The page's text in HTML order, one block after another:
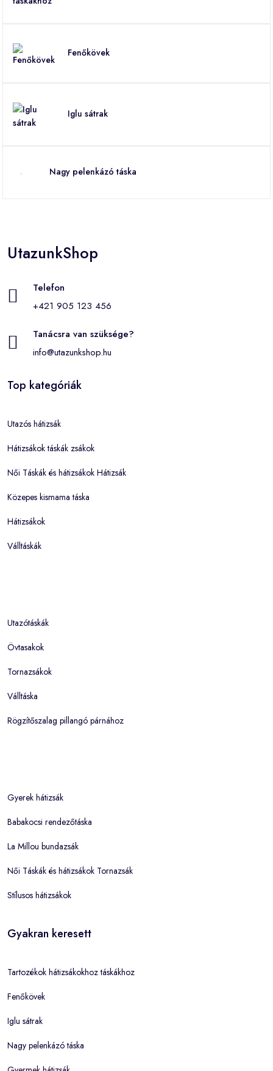
Fenőkövek
Iglu sátrak
Nagy pelenkázó táska
UtazunkShop
Telefon
+421 905 123 456
Tanácsra van szüksége?
info@utazunkshop.hu
Top kategóriák
Utazós hátizsák
Hátizsákok táskák zsákok
Női Táskák és hátizsákok Hátizsák
Közepes kismama táska
Hátizsákok
Válltáskák
Utazótáskák
Övtasakok
Tornazsákok
Válltáska
Rögzítőszalag pillangó párnához
Gyerek hátizsák
Babakocsi rendezőtáska
La Millou bundazsák
Női Táskák és hátizsákok Tornazsák
Stílusos hátizsákok
Gyakran keresett
Tartozékok hátizsákokhoz táskákhoz
Fenőkövek
Iglu sátrak
Nagy pelenkázó táska